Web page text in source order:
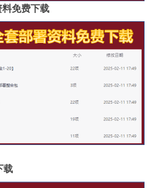
免费下载
载